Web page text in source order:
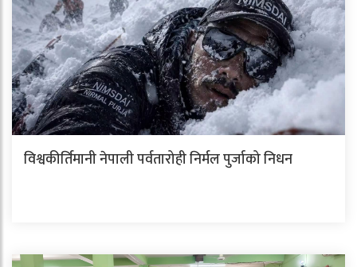
विश्वकीर्तिमानी नेपाली पर्वतारोही निर्मल पुर्जाको निधन